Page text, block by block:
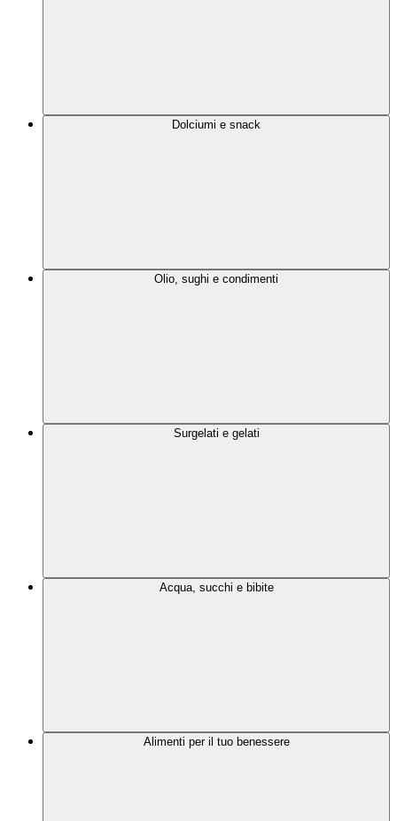
Dolciumi e snack
Olio, sughi e condimenti
Surgelati e gelati
Acqua, succhi e bibite
Alimenti per il tuo benessere